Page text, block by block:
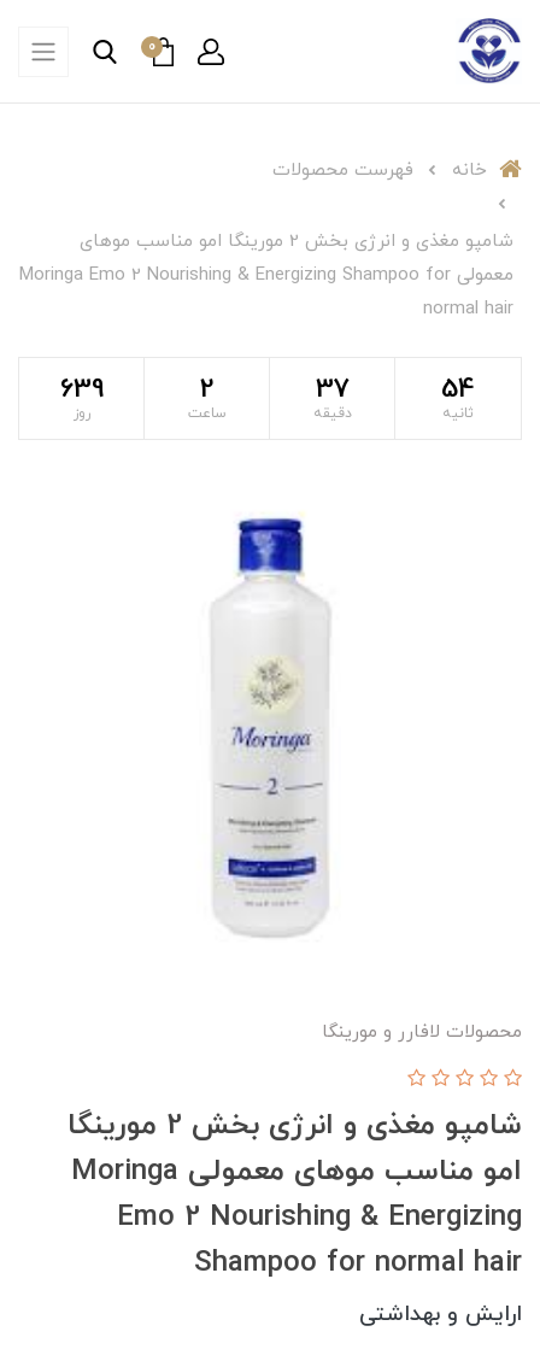
0
خانه فهرست محصولات
شامپو مغذی و انرژی بخش 2 مورینگا امو مناسب موهای
معمولی Moringa Emo 2 Nourishing & Energizing Shampoo for
normal hair
639
روز
2
ساعت
37
دقیقه
53
ثانیه
محصولات لافارر و مورینگا
شامپو مغذی و انرژی بخش 2 مورینگا
امو مناسب موهای معمولی Moringa
Emo 2 Nourishing & Energizing
Shampoo for normal hair
ارایش و بهداشتی